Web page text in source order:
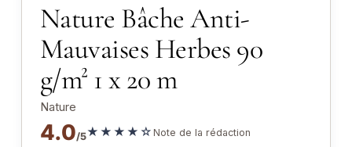
Nature Bâche Anti-
Mauvaises Herbes 90
g/m² 1 x 20 m
Nature
4.0/5★★★★☆ Note de la rédaction